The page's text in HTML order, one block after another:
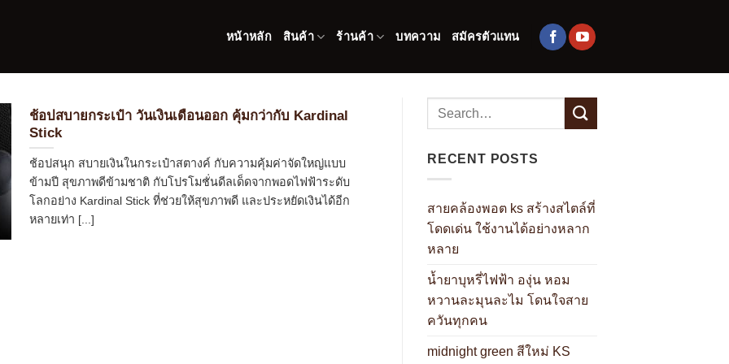
หน้าหลัก สินค้า ร้านค้า บทความ สมัครตัวแทน
ช้อปสบายกระเป๋า วันเงินเดือนออก คุ้มกว่ากับ Kardinal
Stick
ช้อปสนุก สบายเงินในกระเป๋าสตางค์ กับความคุ้มค่าจัดใหญ่แบบ
ข้ามปี สุขภาพดีข้ามชาติ กับโปรโมชั่นดีลเด็ดจากพอดไฟฟ้าระดับ
โลกอย่าง Kardinal Stick ที่ช่วยให้สุขภาพดี และประหยัดเงินได้อีก
หลายเท่า [...]
RECENT POSTS
สายคล้องพอต ks สร้างสไตล์ที่
โดดเด่น ใช้งานได้อย่างหลาก
หลาย
น้ำยาบุหรี่ไฟฟ้า องุ่น หอม
หวานละมุนละไม โดนใจสาย
ควันทุกคน
midnight green สีใหม่ KS